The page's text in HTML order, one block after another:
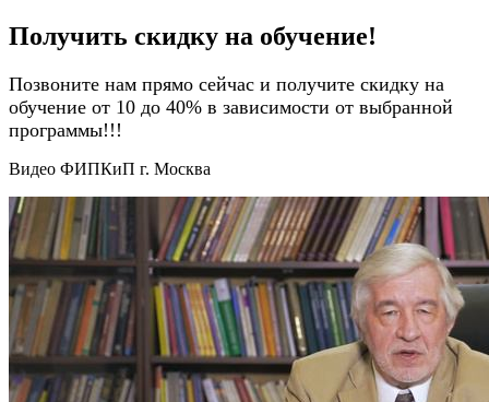
Получить скидку на обучение!
Позвоните нам прямо сейчас и получите скидку на
обучение от 10 до 40% в зависимости от выбранной
программы!!!
Видео ФИПКиП г. Москва